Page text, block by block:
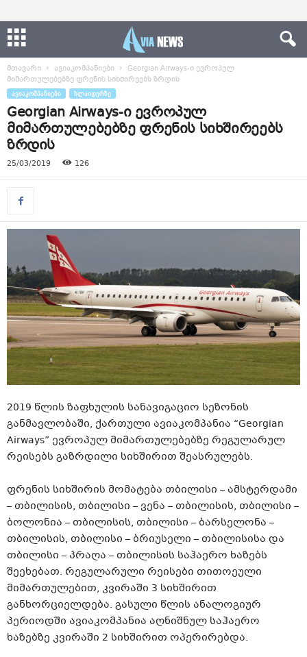
მთავარი ავიაკომპანიები
Georgian Airways-ი ევროპულ
მიმართულებებზე ფრენის სიხშირეებს ზრდის
ᲐᲕᲘᲐᲙᲝᲛᲞᲐᲜᲘᲔᲑᲘ ᲡᲚᲐᲘᲓᲔᲠᲖᲔ
Georgian Airways-ი ევროპულ
მიმართულებებზე ფრენის სიხშირეებს
ზრდის
25/03/2019 126
2019 წლის ზაფხულის სანავიგაციო სეზონის
განმავლობაში, ქართული ავიაკომპანია “Georgian
Airways” ევროპულ მიმართულებებზე რეგულარულ
რეისებს გაზრდილი სიხშირით შეასრულებს.
ფრენის სიხშირის მომატება თბილისი – ამსტერდამი
– თბილისის, თბილისი – ვენა – თბილისის, თბილისი –
ბოლონია – თბილისის, თბილისი – ბარსელონა –
თბილისის, თბილისი – ბრიუსელი – თბილისისა და
თბილისი – პრაღა – თბილისის საჰაერო ხაზებს
შეეხებათ. რეგულარული რეისები თითოეული
მიმართულებით, კვირაში 3 სიხშირით
განხორციელდება. გასული წლის ანალოგიურ
პერიოდში ავიაკომპანია აღნიშნულ საჰაერო
ხაზებზე კვირაში 2 სიხშირით ოპერირებდა.